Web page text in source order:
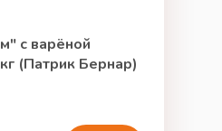
с варёной
(Патрик Бернар)